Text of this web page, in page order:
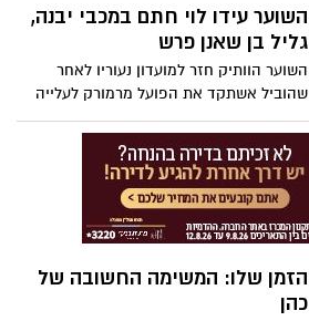
ימשיך לבחון שחקנים בעוד שלושה משחקי
אימון נוספים
השוער עידו לוי חתם במכבי יבנה,
גליל בן שאנן פרש
השוער הוותיק חזר למועדון נעוריו לאחר
שהוביל אשתקד את הפועל מרמורק לעלייה
לליגה הלאומית. בן שאנן ימשיך בתפקידו
כמאמן השוערים של הפועל אשקלון. אלי כהן:
"שמחים שעידו הצטרף"
הזמן שלו: המשימה החשובה של
כהן